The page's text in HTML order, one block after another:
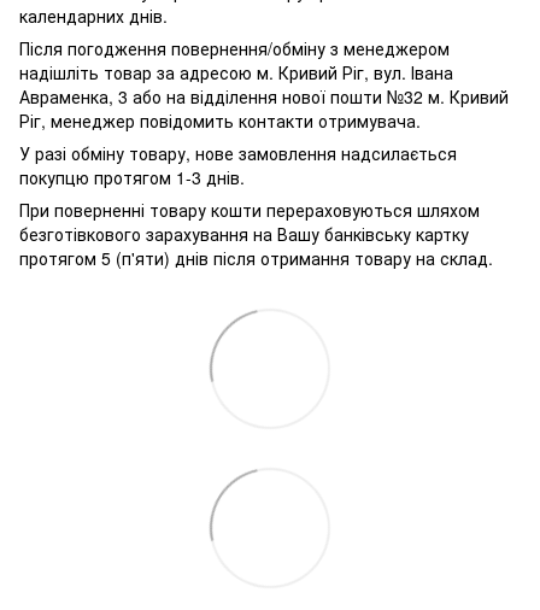
календарних днів.
Після погодження повернення/обміну з менеджером
надішліть товар за адресою м. Кривий Ріг, вул. Івана
Авраменка, 3 або на відділення нової пошти №32 м. Кривий
Ріг, менеджер повідомить контакти отримувача.
У разі обміну товару, нове замовлення надсилається
покупцю протягом 1-3 днів.
При поверненні товару кошти перераховуються шляхом
безготівкового зарахування на Вашу банківську картку
протягом 5 (п'яти) днів після отримання товару на склад.